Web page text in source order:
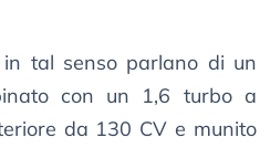
tal senso parlano di un
con un 1,6 turbo a
da 130 CV e munito